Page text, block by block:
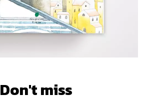
Don't miss